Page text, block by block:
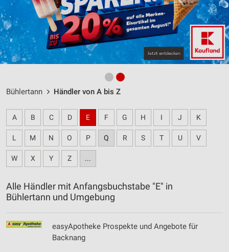
Bühlertann Händler von A bis Z
A B C D E F G H I J K
L M N O P Q R S T U V
W X Y Z ...
Alle Händler mit Anfangsbuchstabe "E" in
Bühlertann und Umgebung
easyApotheke Prospekte und Angebote für
Backnang